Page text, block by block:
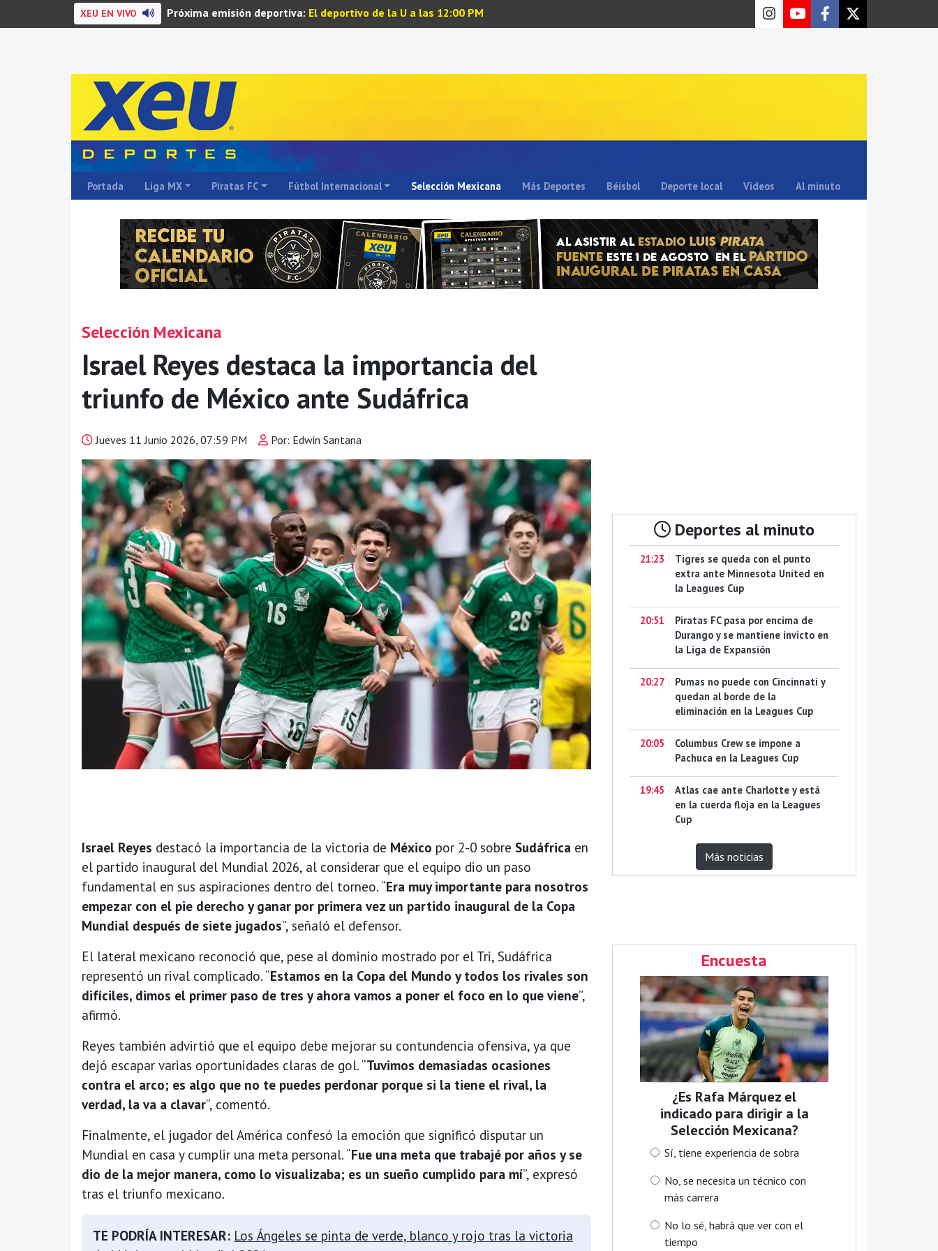
XEU EN VIVO Próxima emisión deportiva: El deportivo de la U a las 12:00 PM
Portada Liga MX Piratas FC Fútbol Internacional Selección Mexicana Más Deportes Béisbol Deporte local Videos Al minuto
Selección Mexicana
Israel Reyes destaca la importancia del
triunfo de México ante Sudáfrica
Jueves 11 Junio 2026, 07:59 PM Por: Edwin Santana
Israel Reyes destacó la importancia de la victoria de México por 2-0 sobre Sudáfrica en
el partido inaugural del Mundial 2026, al considerar que el equipo dio un paso
fundamental en sus aspiraciones dentro del torneo. “Era muy importante para nosotros
empezar con el pie derecho y ganar por primera vez un partido inaugural de la Copa
Mundial después de siete jugados”, señaló el defensor.
El lateral mexicano reconoció que, pese al dominio mostrado por el Tri, Sudáfrica
representó un rival complicado. “Estamos en la Copa del Mundo y todos los rivales son
difíciles, dimos el primer paso de tres y ahora vamos a poner el foco en lo que viene”,
afirmó.
Reyes también advirtió que el equipo debe mejorar su contundencia ofensiva, ya que
dejó escapar varias oportunidades claras de gol. “Tuvimos demasiadas ocasiones
contra el arco; es algo que no te puedes perdonar porque si la tiene el rival, la
verdad, la va a clavar”, comentó.
Finalmente, el jugador del América confesó la emoción que significó disputar un
Mundial en casa y cumplir una meta personal. “Fue una meta que trabajé por años y se
dio de la mejor manera, como lo visualizaba; es un sueño cumplido para mí”, expresó
tras el triunfo mexicano.
TE PODRÍA INTERESAR: Los Ángeles se pinta de verde, blanco y rojo tras la victoria
Deportes al minuto
21:23
Tigres se queda con el punto
extra ante Minnesota United en
la Leagues Cup
20:51
Piratas FC pasa por encima de
Durango y se mantiene invicto en
la Liga de Expansión
20:27
Pumas no puede con Cincinnati y
quedan al borde de la
eliminación en la Leagues Cup
20:05
Columbus Crew se impone a
Pachuca en la Leagues Cup
19:45
Atlas cae ante Charlotte y está
en la cuerda floja en la Leagues
Cup
Más noticias
Encuesta
¿Es Rafa Márquez el
indicado para dirigir a la
Selección Mexicana?
Sí, tiene experiencia de sobra
No, se necesita un técnico con
más carrera
No lo sé, habrá que ver con el
tiempo